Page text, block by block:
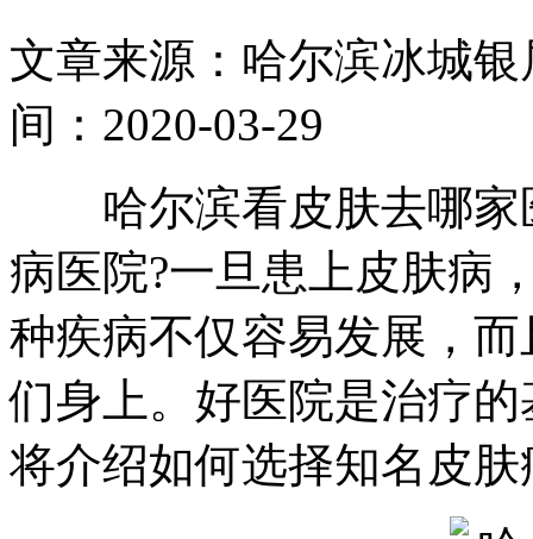
文章来源：哈尔滨冰城
间：2020-03-29
哈尔滨看皮肤去哪家
病医院?一旦患上皮肤病
种疾病不仅容易发展，
们身上。好医院是治疗
将介绍如何选择知名皮